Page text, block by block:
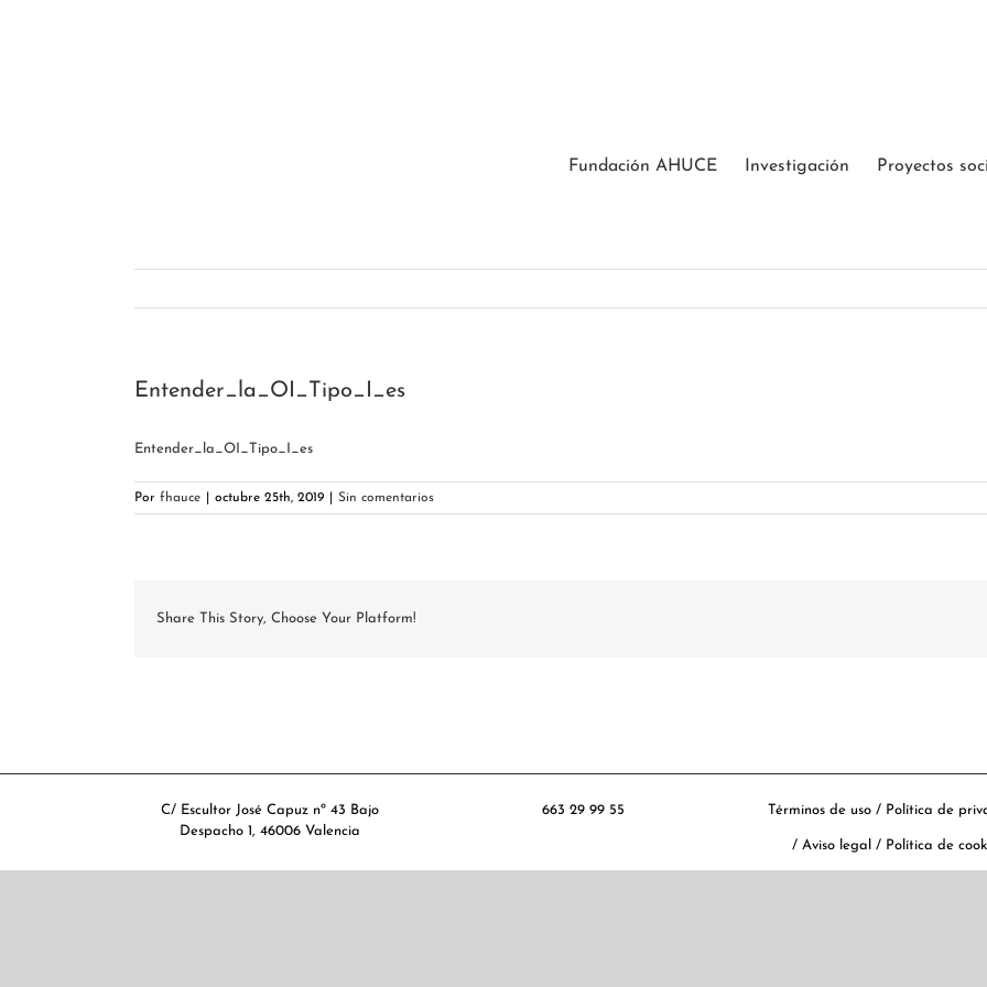
Fundación AHUCE Investigación Proyectos
Entender_la_OI_Tipo_I_es
Entender_la_OI_Tipo_I_es
Por fhauce octubre 25th, 2019 Sin comentarios
Share This Story, Choose Your Platform!
C/ Escultor José Capuz nº 43 Bajo
Despacho 1, 46006 Valencia
663 29 99 55 Términos de uso/ Política de
/ Aviso legal / Política de